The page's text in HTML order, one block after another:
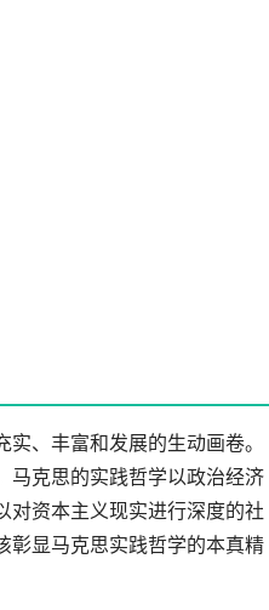
、丰富和发展的生动画卷。
马克思的实践哲学以政治经济
对资本主义现实进行深度的社
彰显马克思实践哲学的本真精